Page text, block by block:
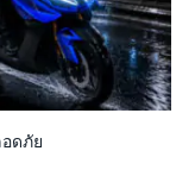
ดภัย